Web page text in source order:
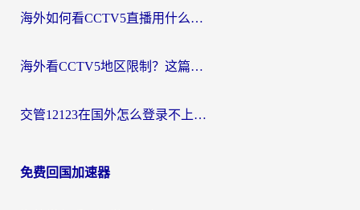
海外如何看CCTV5直播用什么平台？2026最新指南：看欧洲杯、中超、奥运不再卡
海外看CCTV5地区限制？这篇指南帮你流畅看欧洲杯、NBA还听中文解说
交管12123在国外怎么登录不上？海外华人必看的回国加速器选择指南
免费回国加速器